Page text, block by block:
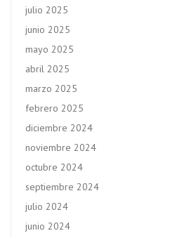
julio 2025
junio 2025
mayo 2025
abril 2025
marzo 2025
febrero 2025
diciembre 2024
noviembre 2024
octubre 2024
septiembre 2024
julio 2024
junio 2024